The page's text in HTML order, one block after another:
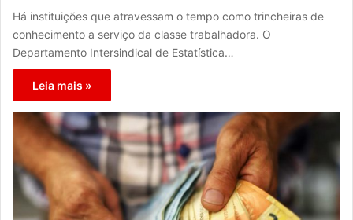
Há instituições que atravessam o tempo como trincheiras de
conhecimento a serviço da classe trabalhadora. O
Departamento Intersindical de Estatística…
Leia mais »